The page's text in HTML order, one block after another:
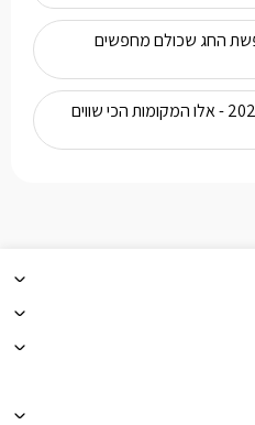
- חופשת החג שכולם מחפשים
כולם חוזרים לצפון בקיץ 2026 - אלו המקומות הכי שווים